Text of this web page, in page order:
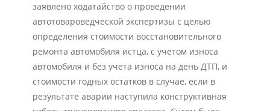
заявлено ходатайство о проведении
автотовароведческой экспертизы с целью
определения стоимости восстановительного
ремонта автомобиля истца, с учетом износа
автомобиля и без учета износа на день ДТП, и
стоимости годных остатков в случае, если в
результате аварии наступила конструктивная